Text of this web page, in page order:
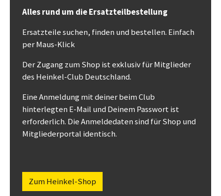
Alles rund um die Ersatzteilbestellung
Ersatzteile suchen, finden und bestellen. Einfach
per Maus-Klick
Der Zugang zum Shop ist exklusiv für Mitglieder
des Heinkel-Club Deutschland.
Eine Anmeldung mit deiner beim Club
hinterlegten E-Mail und Deinem Passwort ist
erforderlich. Die Anmeldedaten sind für Shop und
Mitgliederportal identisch.
Zum Heinkel-Shop